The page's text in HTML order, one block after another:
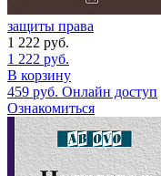
защиты права
1 222 руб.
1 222 руб.
В корзину
459 руб. Онлайн доступ
Ознакомиться